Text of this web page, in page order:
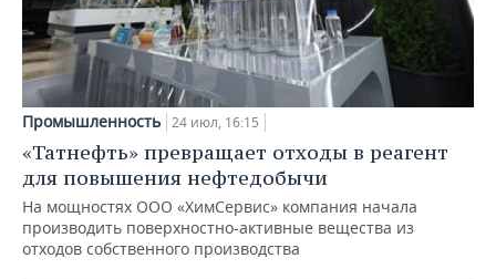
Промышленность 24 июл, 16:15
«Татнефть» превращает отходы в реагент
для повышения нефтедобычи
На мощностях ООО «ХимСервис» компания начала
производить поверхностно-активные вещества из
отходов собственного производства